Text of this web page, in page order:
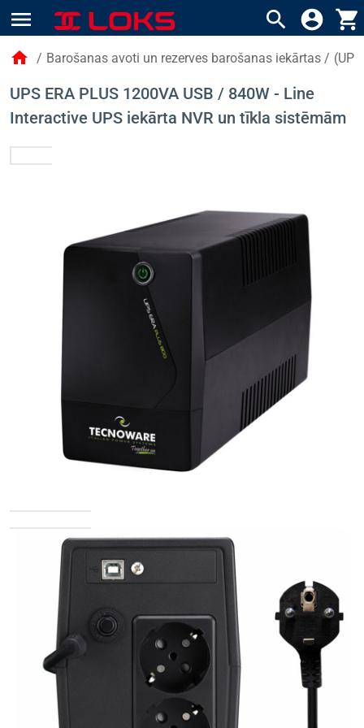
menu search account_circle shopping_cart
home / Barošanas avoti un rezerves barošanas iekārtas /
UPS ERA PLUS 1200VA USB / 840W - Line
Interactive UPS iekārta NVR un tīkla sistēmām